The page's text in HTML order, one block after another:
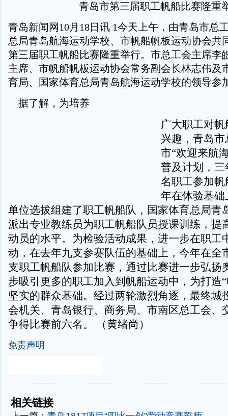
青岛市第三届职工帆船比赛隆重
青岛新闻网10月18日讯 1今天上午，由青岛市总
总局青岛航海运动学校、市帆船帆板运动协会共
第三届职工帆船比赛隆重举行。市总工会主席李
主席、市帆船帆板运动协会常务副会长林志伟及
育局、国家体育总局青岛航海运动学校的领导参
据了解，为培养
广大职工对
兴趣，青岛
市“欢迎来航
普及计划，
名职工参加
年在体验基
单位选拔组建了职工帆船队，国家体育总局青
派出专业教练员为职工帆船队员授课训练，提
动员的水平。为检验活动成果，进一步在职工
动，在去年九支参赛队伍的基础上，今年在全
支职工帆船队参加比赛，通过比赛进一步弘扬
步吸引更多的职工加入到帆船运动中，为打造
坚实的群众基础。经过两轮激烈角逐，最终城
会机关、青岛银行、商务局、市南区总工会、
争得比赛前六名。 （黄绪尚）
免责声明
-
相关链接